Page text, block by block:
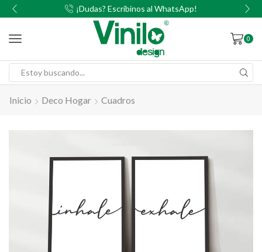
¡Dudas? Escribinos al WhatsApp!
0
Inicio Deco Hogar Cuadros